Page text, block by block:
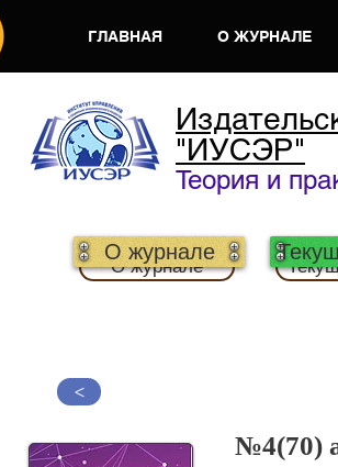
ГЛАВНАЯ О ЖУРНАЛЕ
"ИУСЭР"
Теория и
О журнале
О журнале
>
№4(70)